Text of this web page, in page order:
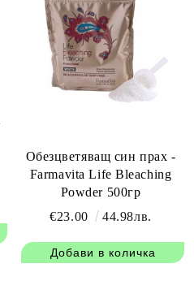
Обезцветяващ син прах -
Farmavita Life Bleaching
Powder 500гр
€23.00
44.98лв.